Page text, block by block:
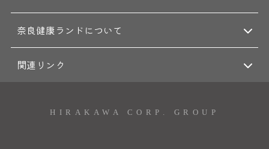
奈良健康ランドについて
関連リンク
HIRAKAWA CORP. GROUP